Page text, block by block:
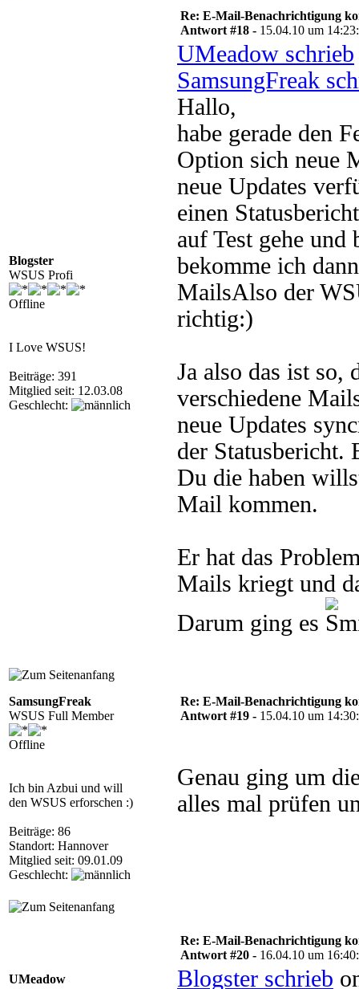
Blogster
WSUS Profi
Offline
I Love WSUS!
Beiträge: 391
Mitglied seit: 12.03.08
Geschlecht:
Re: E-Mail-Benachrichtigung
Antwort #18 - 15.04.10 um
UMeadow schrieb
SamsungFreak
Hallo,
habe gerade den
Option sich neue
neue Updates
einen
auf Test gehe und
bekomme ich
MailsAlso der
richtig:)
Ja also das ist so,
verschiedene
neue Updates
der Statusbericht.
Du die haben
Mail kommen.
Er hat das
Mails kriegt und
Darum ging es
SamsungFreak
WSUS Full Member
Offline
Ich bin Azbui und will
den WSUS erforschen :)
Beiträge: 86
Standort: Hannover
Mitglied seit: 09.01.09
Geschlecht:
Re: E-Mail-Benachrichtigung
Antwort #19 - 15.04.10 um
Genau ging um
alles mal prüfen
UMeadow
Re: E-Mail-Benachrichtigung
Antwort #20 - 16.04.10 um
Blogster schrieb